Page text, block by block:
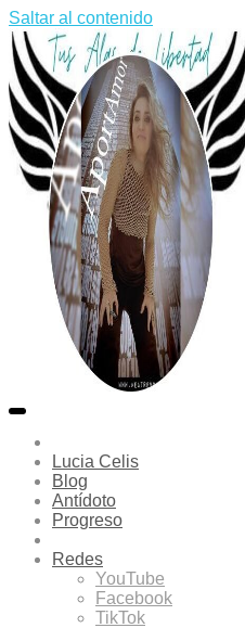
Saltar al contenido
Lucia Celis
Blog
Antídoto
Progreso
Redes
YouTube
Facebook
TikTok